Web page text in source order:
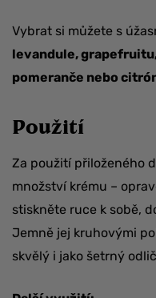
Vybrat si můžete s
levandule,
pomeranče nebo
Použití
Za použití přiloženého
množství krému –
stiskněte ruce k sobě,
Jemně jej kruhovými
skvělý i jako šetrný